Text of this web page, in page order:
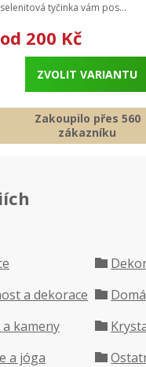
selenitová tyčinka vám pos...
od 200 Kč
ZVOLIT VARIANTU
Zakoupilo přes 560
zákazníku
a dekorace
kameny
a jóga